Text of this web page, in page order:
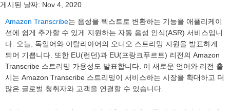
게시된 날짜: Nov 4, 2020
Amazon Transcribe는 음성을 텍스트로 변환하는 기능을 애플리케이
션에 쉽게 추가할 수 있게 지원하는 자동 음성 인식(ASR) 서비스입니
다. 오늘, 독일어와 이탈리아어의 오디오 스트리밍 지원을 발표하게
되어 기쁩니다. 또한 EU(런던)과 EU(프랑크푸르트) 리전의 Amazon
Transcribe 스트리밍 가용성도 발표합니다. 이 새로운 언어와 리전 출
시는 Amazon Transcribe 스트리밍이 서비스하는 시장을 확대하고 더
많은 글로벌 청취자와 고객을 연결할 수 있습니다.